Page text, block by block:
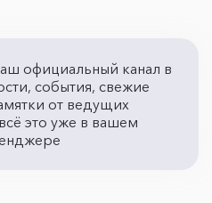
официальный канал в
события, свежие
от ведущих
это уже в вашем